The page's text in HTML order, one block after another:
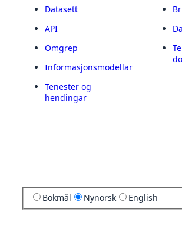
Datasett
API
Omgrep
Informasjonsmodellar
Tenester og
hendingar
Bokmål Nynorsk English